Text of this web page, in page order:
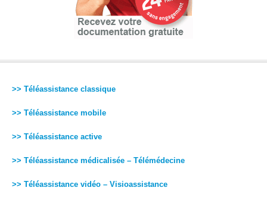
>> Téléassistance classique
>> Téléassistance mobile
>> Téléassistance active
>> Téléassistance médicalisée – Télémédecine
>> Téléassistance vidéo – Visioassistance